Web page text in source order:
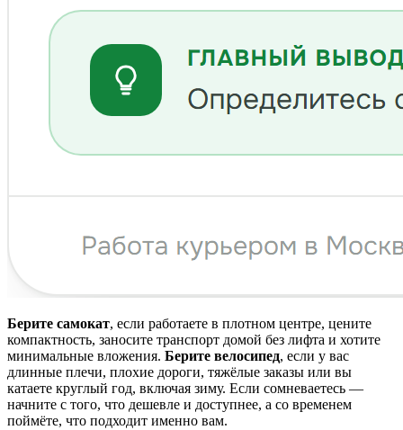
Берите самокат, если работаете в плотном центре, цените
компактность, заносите транспорт домой без лифта и хотите
минимальные вложения. Берите велосипед, если у вас
длинные плечи, плохие дороги, тяжёлые заказы или вы
катаете круглый год, включая зиму. Если сомневаетесь —
начните с того, что дешевле и доступнее, а со временем
поймёте, что подходит именно вам.